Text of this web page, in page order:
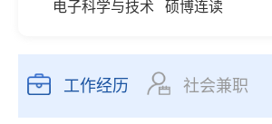
电子科学与技术 硕博连读
工作经历 社会兼职